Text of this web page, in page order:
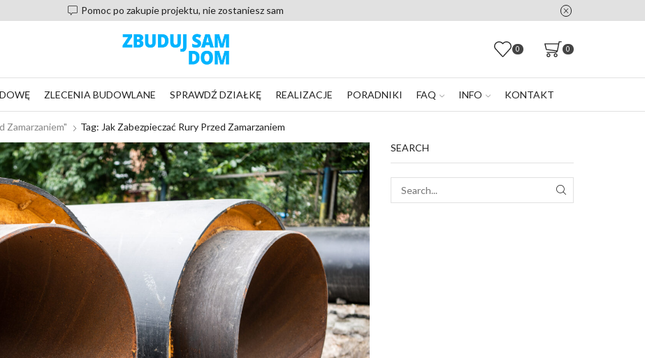
Pomoc po zakupie projektu, nie zostaniesz sam
0 0
ZLECENIA BUDOWLANE SPRAWDŹ DZIAŁKĘ REALIZACJE PORADNIKI FAQ INFO KONTAKT
Zamarzaniem" Tag: Jak Zabezpieczać Rury Przed Zamarzaniem
SEARCH
SEARCH